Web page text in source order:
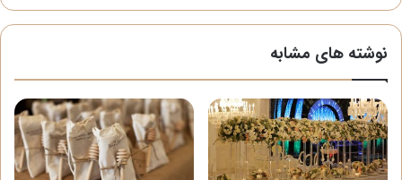
نوشته های مشابه